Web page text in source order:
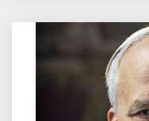
dans
« Stella